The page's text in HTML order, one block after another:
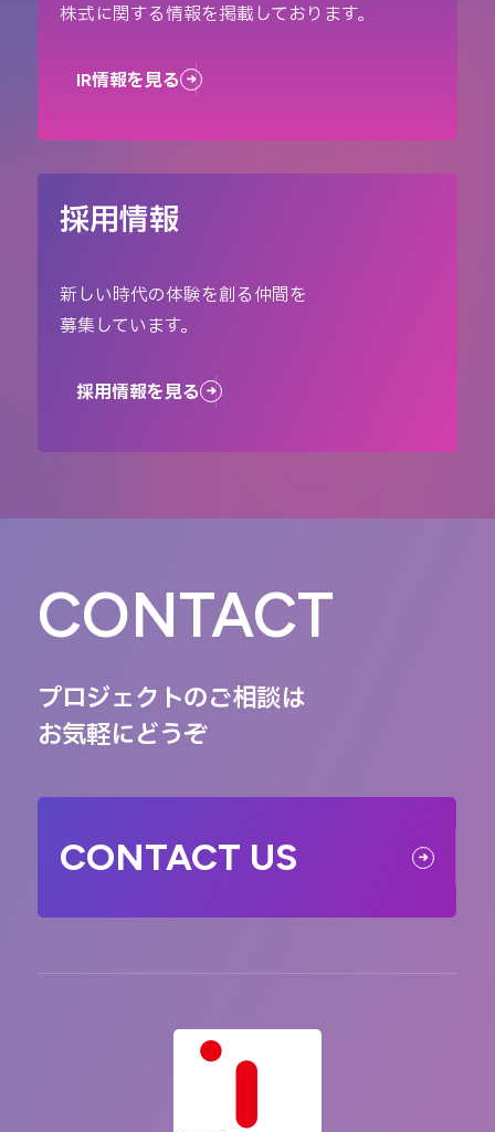
株式に関する情報を掲載しております。
IR情報を見る
採用情報
新しい時代の体験を創る仲間を
募集しています。
採用情報を見る
CONTACT
プロジェクトのご相談は
お気軽にどうぞ
CONTACT US